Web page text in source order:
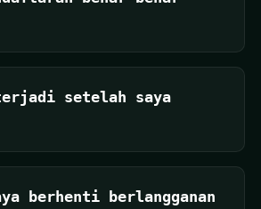
setelah saya
berhenti berlangganan